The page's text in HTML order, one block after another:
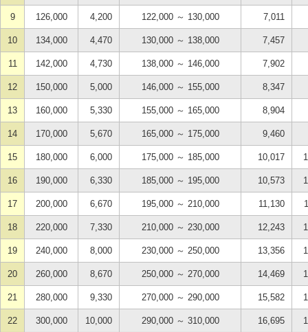
9 126,000 4,200 122,000 ～ 130,000 7,011
10 134,000 4,470 130,000 ～ 138,000 7,457
11 142,000 4,730 138,000 ～ 146,000 7,902
12 150,000 5,000 146,000 ～ 155,000 8,347
13 160,000 5,330 155,000 ～ 165,000 8,904
14 170,000 5,670 165,000 ～ 175,000 9,460
15 180,000 6,000 175,000 ～ 185,000 10,017
16 190,000 6,330 185,000 ～ 195,000 10,573
17 200,000 6,670 195,000 ～ 210,000 11,130
18 220,000 7,330 210,000 ～ 230,000 12,243
19 240,000 8,000 230,000 ～ 250,000 13,356
20 260,000 8,670 250,000 ～ 270,000 14,469
21 280,000 9,330 270,000 ～ 290,000 15,582
22 300,000 10,000 290,000 ～ 310,000 16,695